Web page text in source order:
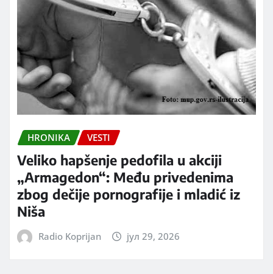
HRONIKA VESTI
Veliko hapšenje pedofila u akciji
„Armagedon“: Među privedenima
zbog dečije pornografije i mladić iz
Niša
Radio Koprijan јул 29, 2026